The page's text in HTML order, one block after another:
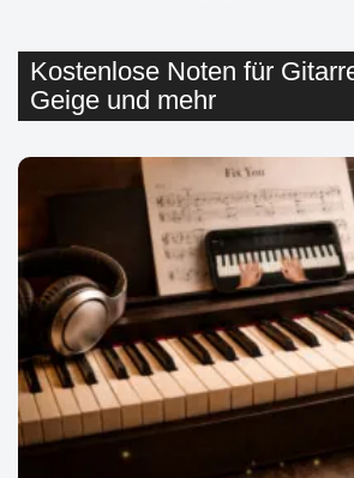
Kostenlose Noten für
Geige und mehr